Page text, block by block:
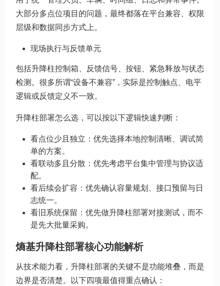
大部分多点位项目的问题，最终都落在平台兼容、权限
层级和数据同步方式上。
现场执行与反馈单元
包括升降柱控制箱、反馈信号、按钮、紧急释放与状态
检测。很多所谓“设备不兼容”，实际是控制触点、电平
逻辑或反馈定义不一致。
升降柱部署怎么选，可以按以下逻辑快速判断：
看点位少且独立：优先选择本地控制清晰、调试简
单的方案。
看联动多且分散：优先考虑平台集中管理与协议适
配。
看后续会扩容：优先确认容量规划、接口预留与日
志统一。
看旧系统保留：优先做升降柱部署对接测试，而不
是先大批量采购。
熵基升降柱部署核心功能解析
从技术能力看，升降柱部署的关键不是功能堆叠，而是
边界是否清楚。以下四项最值得重点确认：